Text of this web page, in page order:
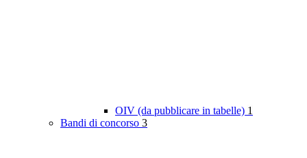
OIV (da pubblicare in tabelle) 1
Bandi di concorso 3